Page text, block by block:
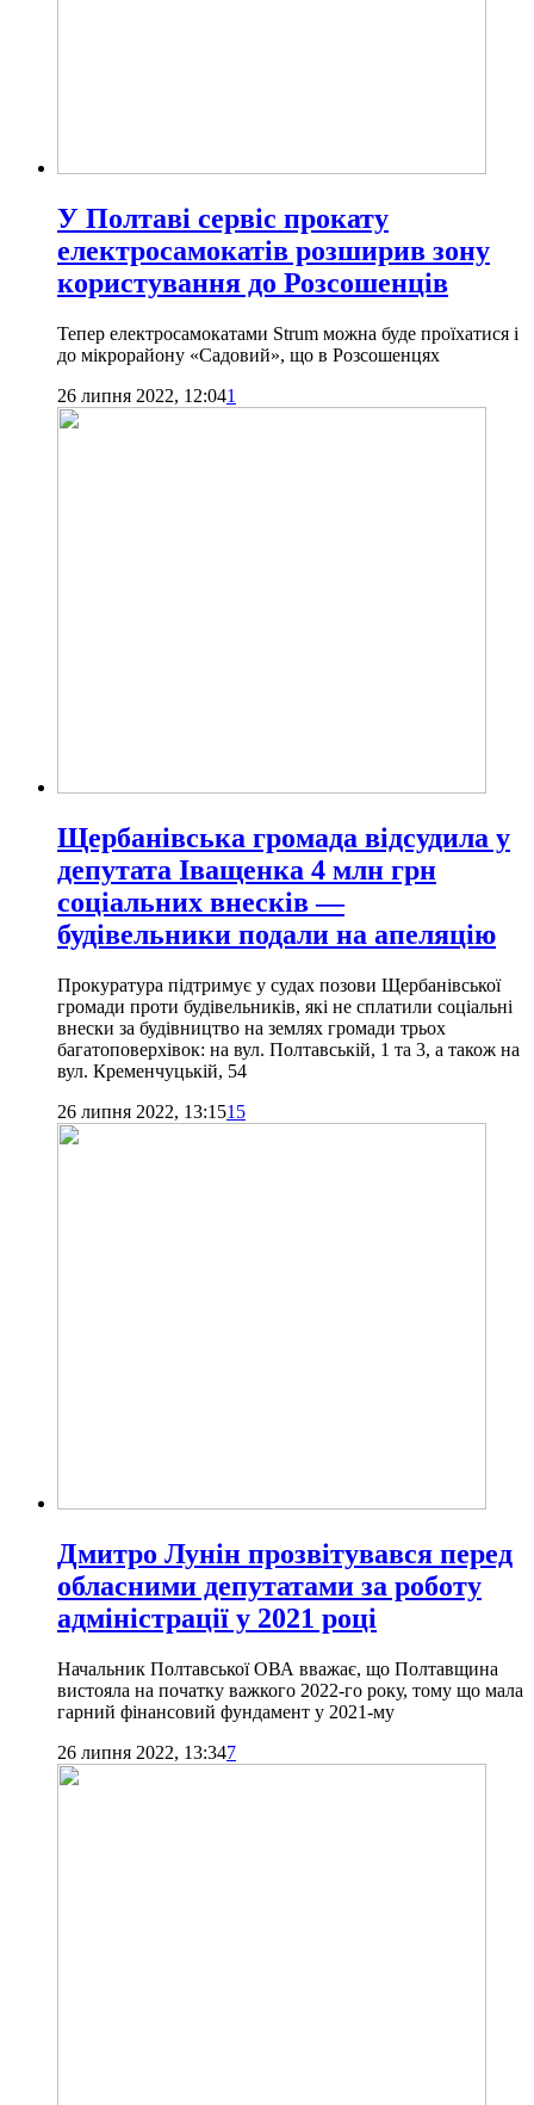
У Полтаві сервіс прокату
електросамокатів розширив зону
користування до Розсошенців
Тепер електросамокатами Strum можна буде проїхатися і
до мікрорайону «Садовий», що в Розсошенцях
26 липня 2022, 12:041
Щербанівська громада відсудила у
депутата Іващенка 4 млн грн
соціальних внесків —
будівельники подали на апеляцію
Прокуратура підтримує у судах позови Щербанівської
громади проти будівельників, які не сплатили соціальні
внески за будівництво на землях громади трьох
багатоповерхівок: на вул. Полтавській, 1 та 3, а також на
вул. Кременчуцькій, 54
26 липня 2022, 13:1515
Дмитро Лунін прозвітувався перед
обласними депутатами за роботу
адміністрації у 2021 році
Начальник Полтавської ОВА вважає, що Полтавщина
вистояла на початку важкого 2022-го року, тому що мала
гарний фінансовий фундамент у 2021-му
26 липня 2022, 13:347